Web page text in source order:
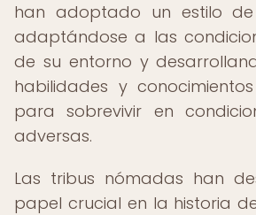
han adoptado un estilo
adaptándose a las
de su entorno y
habilidades y
para sobrevivir en
adversas.
Las tribus nómadas han
papel crucial en la historia